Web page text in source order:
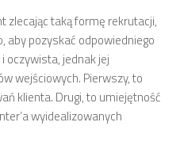
zlecając taką formę rekrutacji,
aby pozyskać odpowiedniego
oczywista, jednak jej
wejściowych. Pierwszy, to
klienta. Drugi, to umiejętność
wyidealizowanych